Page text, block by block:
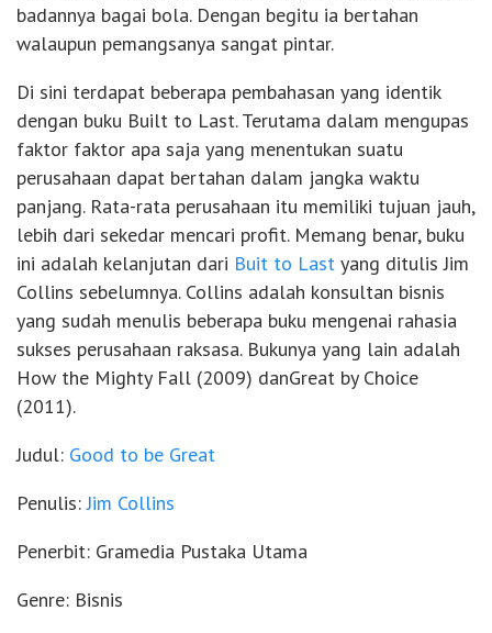
badannya bagai bola. Dengan begitu ia bertahan
walaupun pemangsanya sangat pintar.
Di sini terdapat beberapa pembahasan yang identik
dengan buku Built to Last. Terutama dalam mengupas
faktor faktor apa saja yang menentukan suatu
perusahaan dapat bertahan dalam jangka waktu
panjang. Rata-rata perusahaan itu memiliki tujuan jauh,
lebih dari sekedar mencari profit. Memang benar, buku
ini adalah kelanjutan dari Buit to Last yang ditulis Jim
Collins sebelumnya. Collins adalah konsultan bisnis
yang sudah menulis beberapa buku mengenai rahasia
sukses perusahaan raksasa. Bukunya yang lain adalah
How the Mighty Fall (2009) danGreat by Choice
(2011).
Judul: Good to be Great
Penulis:Jim Collins
Penerbit: Gramedia Pustaka Utama
Genre: Bisnis